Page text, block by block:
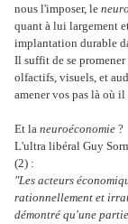
nous l'imposer, le
quant à lui largement
implantation durable
Il suffit de se promener
olfactifs, visuels, et
amener vos pas là où il
Et la neuroéconomie ?
L'ultra libéral Guy
(2) :
"Les acteurs
rationnellement et
démontré qu'une